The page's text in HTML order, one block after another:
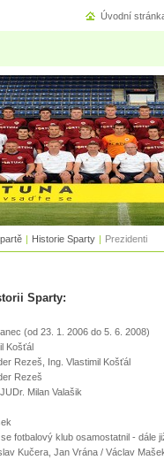
| Historie Sparty | Prezidenti
Sparty:
(od 23. 1. 2006 do 5. 6. 2008)
Košťál
Rezeš, Ing. Vlastimil Košťál
Rezeš
Milan Valašik
fotbalový klub osamostatnil - dále
Kučera, Jan Vrána / Václav
Úvodní